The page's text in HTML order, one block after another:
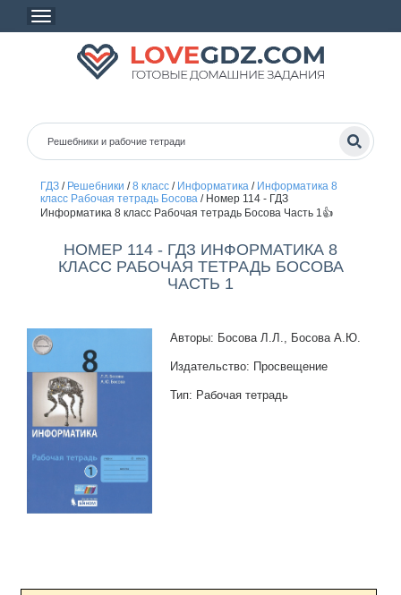
ГДЗ/ Решебники /8 класс/ Информатика/ Информатика 8
класс Рабочая тетрадь Босова/ Номер 114 - ГДЗ
Информатика 8 класс Рабочая тетрадь Босова Часть 1👍
НОМЕР 114 - ГДЗ ИНФОРМАТИКА 8
КЛАСС РАБОЧАЯ ТЕТРАДЬ БОСОВА
ЧАСТЬ 1
Авторы: Босова Л.Л., Босова А.Ю.
Издательство: Просвещение
Тип: Рабочая тетрадь